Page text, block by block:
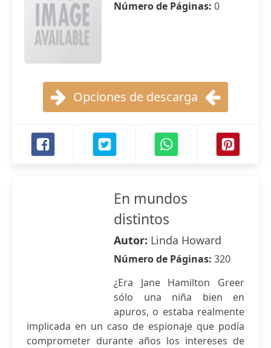
Número de Páginas: 0
Opciones de descarga
En mundos
distintos
Autor: Linda Howard
Número de Páginas: 320
¿Era Jane Hamilton Greer
sólo una niña bien en
apuros, o estaba realmente
implicada en un caso de espionaje que podía
comprometer durante años los intereses de